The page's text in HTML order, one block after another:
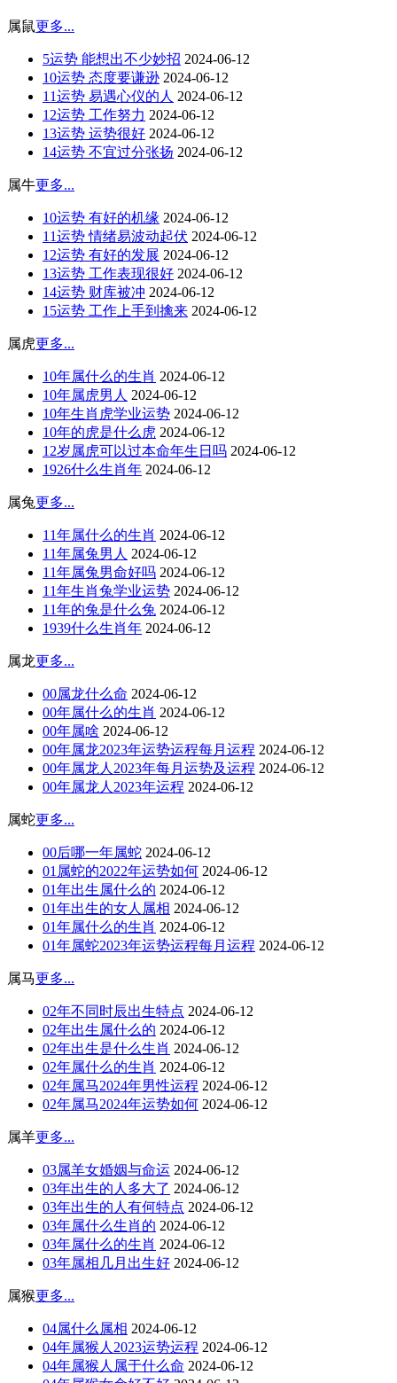
属鼠更多...
5运势 能想出不少妙招 2024-06-12
10运势 态度要谦逊 2024-06-12
11运势 易遇心仪的人 2024-06-12
12运势 工作努力 2024-06-12
13运势 运势很好 2024-06-12
14运势 不宜过分张扬 2024-06-12
属牛更多...
10运势 有好的机缘 2024-06-12
11运势 情绪易波动起伏 2024-06-12
12运势 有好的发展 2024-06-12
13运势 工作表现很好 2024-06-12
14运势 财库被冲 2024-06-12
15运势 工作上手到擒来 2024-06-12
属虎更多...
10年属什么的生肖 2024-06-12
10年属虎男人 2024-06-12
10年生肖虎学业运势 2024-06-12
10年的虎是什么虎 2024-06-12
12岁属虎可以过本命年生日吗 2024-06-12
1926什么生肖年 2024-06-12
属兔更多...
11年属什么的生肖 2024-06-12
11年属兔男人 2024-06-12
11年属兔男命好吗 2024-06-12
11年生肖兔学业运势 2024-06-12
11年的兔是什么兔 2024-06-12
1939什么生肖年 2024-06-12
属龙更多...
00属龙什么命 2024-06-12
00年属什么的生肖 2024-06-12
00年属啥 2024-06-12
00年属龙2023年运势运程每月运程 2024-06-12
00年属龙人2023年每月运势及运程 2024-06-12
00年属龙人2023年运程 2024-06-12
属蛇更多...
00后哪一年属蛇 2024-06-12
01属蛇的2022年运势如何 2024-06-12
01年出生属什么的 2024-06-12
01年出生的女人属相 2024-06-12
01年属什么的生肖 2024-06-12
01年属蛇2023年运势运程每月运程 2024-06-12
属马更多...
02年不同时辰出生特点 2024-06-12
02年出生属什么的 2024-06-12
02年出生是什么生肖 2024-06-12
02年属什么的生肖 2024-06-12
02年属马2024年男性运程 2024-06-12
02年属马2024年运势如何 2024-06-12
属羊更多...
03属羊女婚姻与命运 2024-06-12
03年出生的人多大了 2024-06-12
03年出生的人有何特点 2024-06-12
03年属什么生肖的 2024-06-12
03年属什么的生肖 2024-06-12
03年属相几月出生好 2024-06-12
属猴更多...
04属什么属相 2024-06-12
04年属猴人2023运势运程 2024-06-12
04年属猴人属于什么命 2024-06-12